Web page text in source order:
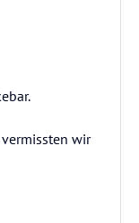
wir